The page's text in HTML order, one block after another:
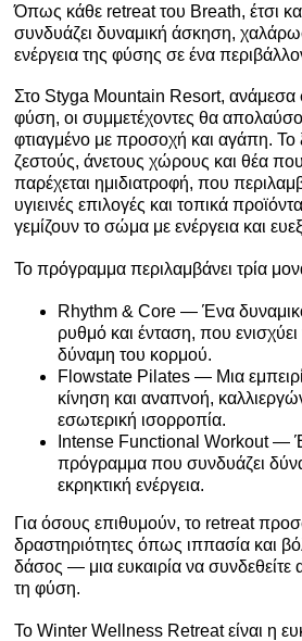
Όπως κάθε retreat του Breath, έτσι
συνδυάζει δυναμική άσκηση,
ενέργεια της φύσης σε ένα
Στο Styga Mountain Resort, ανάμεσα
φύση, οι συμμετέχοντες θα
φτιαγμένο με προσοχή και αγάπη. Το
ζεστούς, άνετους χώρους και θέα
παρέχεται ημιδιατροφή, που
υγιεινές επιλογές και τοπικά
γεμίζουν το σώμα με ενέργεια και
Το πρόγραμμα περιλαμβάνει τρία
Rhythm & Core — Ένα
ρυθμό και ένταση, που ενισχύει
δύναμη του κορμού.
Flowstate Pilates — Μια
κίνηση και αναπνοή,
εσωτερική ισορροπία.
Intense Functional Workout—
πρόγραμμα που συνδυάζει
εκρηκτική ενέργεια.
Για όσους επιθυμούν, το retreat
δραστηριότητες όπως ιππασία και
δάσος — μια ευκαιρία να συνδεθείτε
τη φύση.
Το Winter Wellness Retreat είναι η